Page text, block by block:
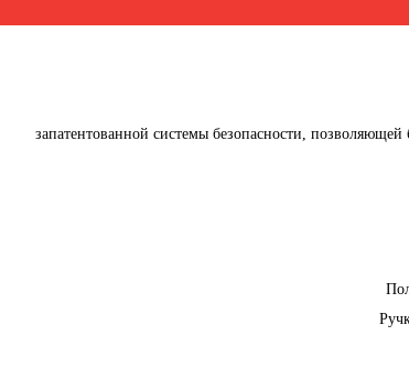
запатентованной системы безопасности,